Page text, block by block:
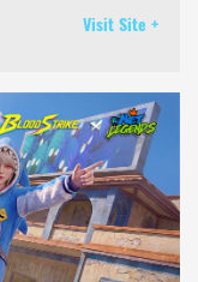
Visit Site +